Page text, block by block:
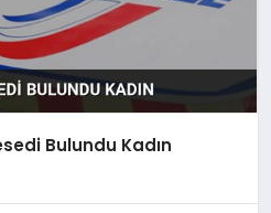
Bulundu Kadın